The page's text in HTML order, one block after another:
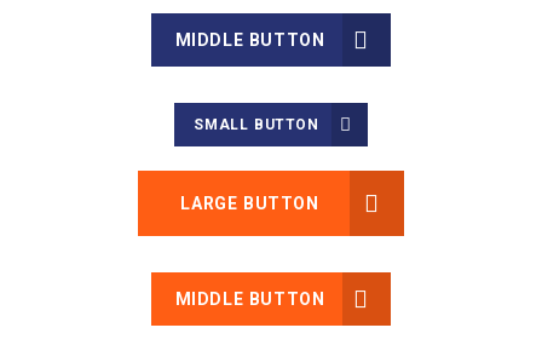
MIDDLE BUTTON
SMALL BUTTON
LARGE BUTTON
MIDDLE BUTTON